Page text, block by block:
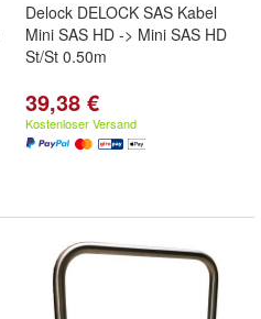
Delock DELOCK SAS Kabel
Mini SAS HD -> Mini SAS HD
St/St 0.50m
39,38 €
Kostenloser Versand